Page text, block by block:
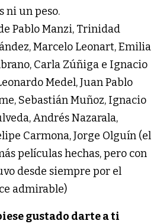
ni un peso.
Pablo Manzi, Trinidad
Marcelo Leonart, Emilia
Carla Zúñiga e Ignacio
Medel, Juan Pablo
Sebastián Muñoz, Ignacio
Andrés Nazarala,
Carmona, Jorge Olguín (el
películas hechas, pero con
desde siempre por el
admirable)
gustado darte a ti